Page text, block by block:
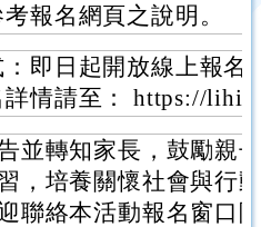
報名網頁之說明。
即日起開放線上報名
詳情請至： https://
並轉知家長，鼓勵親
，培養關懷社會與行
聯絡本活動報名窗口